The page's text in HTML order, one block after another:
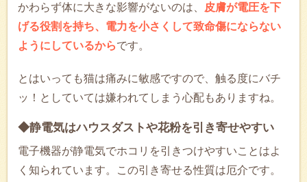
かわらず体に大きな影響がないのは、
皮膚が電圧を下
げる役割を持ち、電力を小さくして致命傷にならない
ようにしているからです。
とはいっても猫は痛みに敏感ですので、触る度にバチ
ッ！としていては嫌われてしまう心配もありますね。
◆静電気はハウスダストや花粉を引き寄せやすい
電子機器が静電気でホコリを引きつけやすいことはよ
く知られています。この引き寄せる性質は厄介です。